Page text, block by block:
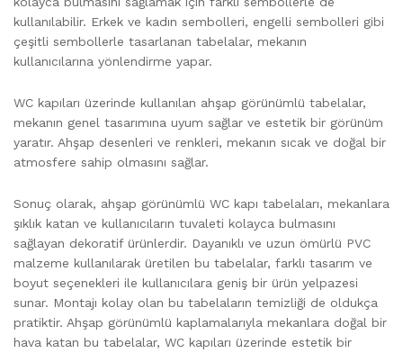
kullanılabilir. Erkek ve kadın sembolleri, engelli sembolleri gibi
çeşitli sembollerle tasarlanan tabelalar, mekanın
kullanıcılarına yönlendirme yapar.
WC kapıları üzerinde kullanılan ahşap görünümlü tabelalar,
mekanın genel tasarımına uyum sağlar ve estetik bir görünüm
yaratır. Ahşap desenleri ve renkleri, mekanın sıcak ve doğal bir
atmosfere sahip olmasını sağlar.
Sonuç olarak, ahşap görünümlü WC kapı tabelaları, mekanlara
şıklık katan ve kullanıcıların tuvaleti kolayca bulmasını
sağlayan dekoratif ürünlerdir. Dayanıklı ve uzun ömürlü PVC
malzeme kullanılarak üretilen bu tabelalar, farklı tasarım ve
boyut seçenekleri ile kullanıcılara geniş bir ürün yelpazesi
sunar. Montajı kolay olan bu tabelaların temizliği de oldukça
pratiktir. Ahşap görünümlü kaplamalarıyla mekanlara doğal bir
hava katan bu tabelalar, WC kapıları üzerinde estetik bir